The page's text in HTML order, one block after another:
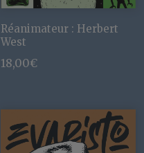
Réanimateur : Herbert
West
18,00€